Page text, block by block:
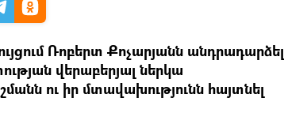
Ռոբերտ Քոչարյանն անդրադարձել
վերաբերյալ ներկա
ու իր մտավախությունն հայտնել